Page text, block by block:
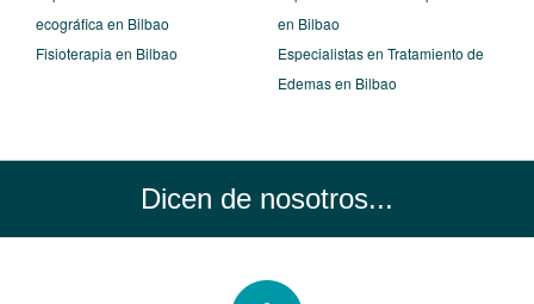
ecográfica en Bilbao
Fisioterapia en Bilbao
en Bilbao
Especialistas en Tratamiento de
Edemas en Bilbao
Dicen de nosotros...